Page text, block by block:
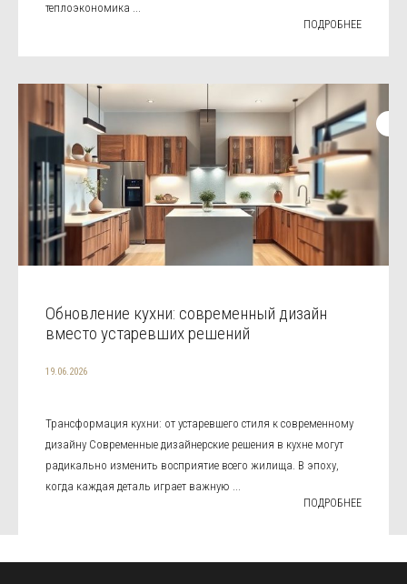
теплоэкономика ...
ПОДРОБНЕЕ
Обновление кухни: современный дизайн
вместо устаревших решений
19.06.2026
Трансформация кухни: от устаревшего стиля к современному
дизайну Современные дизайнерские решения в кухне могут
радикально изменить восприятие всего жилища. В эпоху,
когда каждая деталь играет важную ...
ПОДРОБНЕЕ